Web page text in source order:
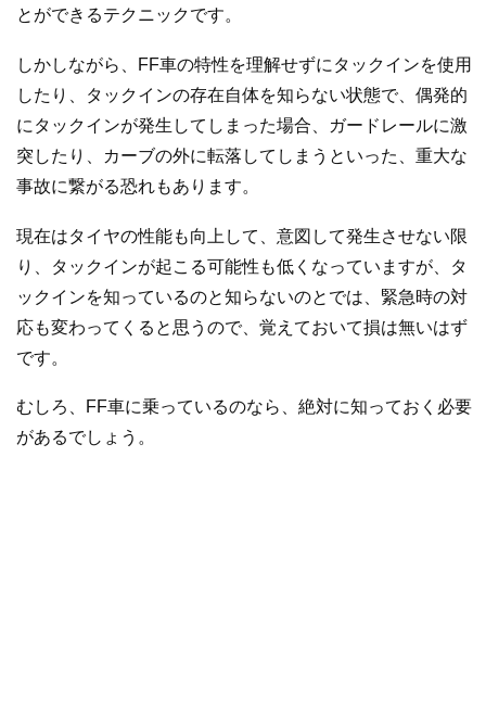
とができるテクニックです。
しかしながら、FF車の特性を理解せずにタックインを使用
したり、タックインの存在自体を知らない状態で、偶発的
にタックインが発生してしまった場合、ガードレールに激
突したり、カーブの外に転落してしまうといった、重大な
事故に繋がる恐れもあります。
現在はタイヤの性能も向上して、意図して発生させない限
り、タックインが起こる可能性も低くなっていますが、タ
ックインを知っているのと知らないのとでは、緊急時の対
応も変わってくると思うので、覚えておいて損は無いはず
です。
むしろ、FF車に乗っているのなら、絶対に知っておく必要
があるでしょう。